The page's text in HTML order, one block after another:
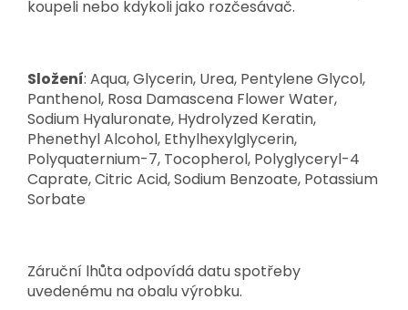
koupeli nebo kdykoli jako rozčesávač.
Složení: Aqua, Glycerin, Urea, Pentylene Glycol,
Panthenol, Rosa Damascena Flower Water,
Sodium Hyaluronate, Hydrolyzed Keratin,
Phenethyl Alcohol, Ethylhexylglycerin,
Polyquaternium-7, Tocopherol, Polyglyceryl-4
Caprate, Citric Acid, Sodium Benzoate, Potassium
Sorbate
Záruční lhůta odpovídá datu spotřeby
uvedenému na obalu výrobku.